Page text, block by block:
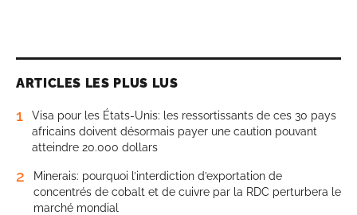
ARTICLES LES PLUS LUS
1
Visa pour les États-Unis: les ressortissants de ces 30 pays
africains doivent désormais payer une caution pouvant
atteindre 20.000 dollars
2
Minerais: pourquoi l’interdiction d’exportation de
concentrés de cobalt et de cuivre par la RDC perturbera le
marché mondial